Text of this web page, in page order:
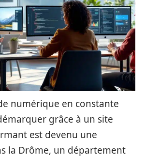
numérique en constante
grâce à un site
est devenu une
la Drôme, un département